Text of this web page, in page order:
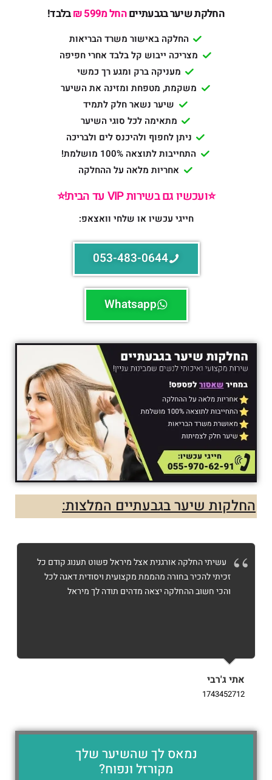
החלקת שיער בגבעתייםהחל מ599 ₪ בלבד!
החלקה באישור משרד הבריאות
מצריכה ייבוש קל בלבד אחרי חפיפה
מעניקה ברק ומגע רך כמשי
משקמת, מטפחת ומזינה את השיער
שיער נשאר חלק לתמיד
מתאימה לכל סוגי השיער
ניתן לחפוף ולהיכנס לים ולבריכה
התחייבות לתוצאה 100% מושלמת!
אחריות מלאה על ההחלקה
⭐️ועכשיו גם בשירות VIP עד הבית!⭐️
חייגי עכשיו או שלחי וואצאפ:
053-483-0644
Whatsapp
החלקות שיער בגבעתיים המלצות:
עשיתי החלקה אורגנית אצל מיראל פשוט תענוג קודם כל
זכיתי להכיר בחורה מהממת מקצועית ויסודית דאגה לכל
והכי חשוב ההחלקה יצאה מדהים תודה לך מיראל
אתי ג'רבי
1743452712
נמאס לך שהשיער שלך
מקורזל ונפוח?